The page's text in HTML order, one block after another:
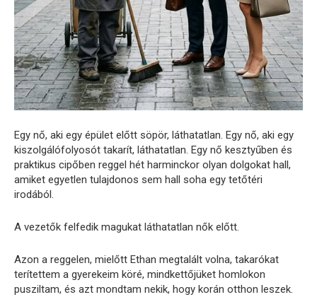
Egy nő, aki egy épület előtt söpör, láthatatlan. Egy nő, aki egy
kiszolgálófolyosót takarít, láthatatlan. Egy nő kesztyűben és
praktikus cipőben reggel hét harminckor olyan dolgokat hall,
amiket egyetlen tulajdonos sem hall soha egy tetőtéri
irodából.
A vezetők felfedik magukat láthatatlan nők előtt.
Azon a reggelen, mielőtt Ethan megtalált volna, takarókat
terítettem a gyerekeim köré, mindkettőjüket homlokon
pusziltam, és azt mondtam nekik, hogy korán otthon leszek.